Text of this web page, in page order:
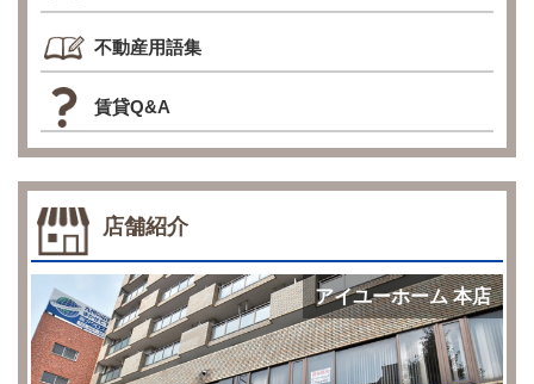
不動産用語集
賃貸Q&A
店舗紹介
アイユーホーム 本店